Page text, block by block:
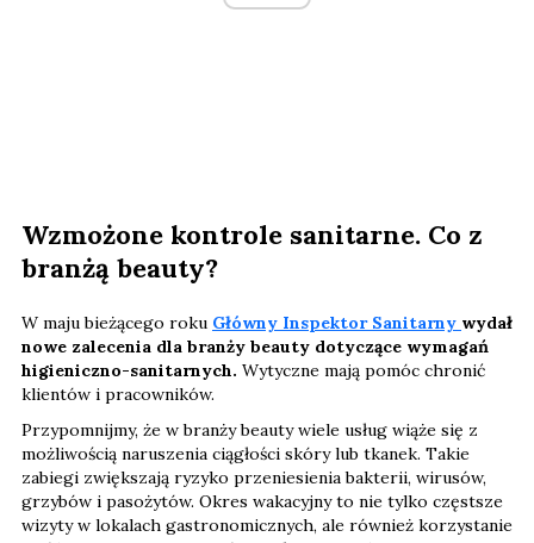
Wzmożone kontrole sanitarne. Co z
branżą beauty?
W maju bieżącego roku Główny Inspektor Sanitarny wydał
nowe zalecenia dla branży beauty dotyczące wymagań
higieniczno-sanitarnych. Wytyczne mają pomóc chronić
klientów i pracowników.
Przypomnijmy, że w branży beauty wiele usług wiąże się z
możliwością naruszenia ciągłości skóry lub tkanek. Takie
zabiegi zwiększają ryzyko przeniesienia bakterii, wirusów,
grzybów i pasożytów. Okres wakacyjny to nie tylko częstsze
wizyty w lokalach gastronomicznych, ale również korzystanie